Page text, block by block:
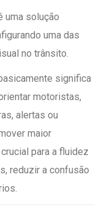
uma solução
uma das
no trânsito.
significa
motoristas,
alertas ou
maior
para a fluidez
reduzir a confusão